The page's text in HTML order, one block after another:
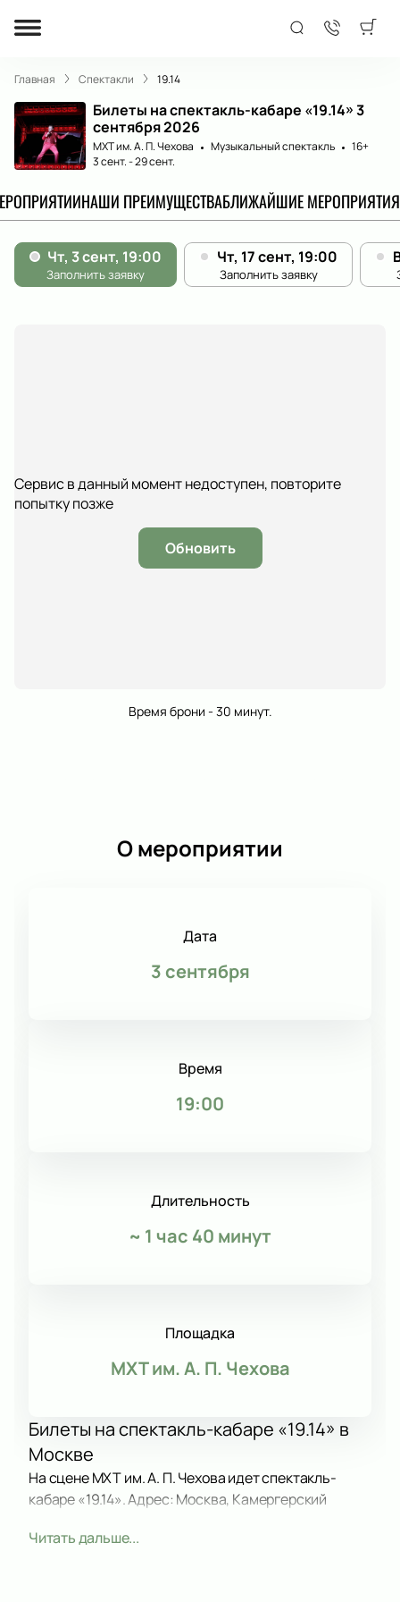
Главная Спектакли 19.14
Билеты на спектакль-кабаре «19.14» 3
сентября 2026
МХТ им. А. П. Чехова Музыкальный спектакль
16+
3 сент.-29 сент.
НАШИ ПРЕИМУЩЕСТВАБЛИЖАЙШИЕ МЕРОПРИЯТИЯ
Сервис в данный момент недоступен, повторите
попытку позже
Обновить
Время брони - 30 минут.
О мероприятии
Дата
3 сентября
Время
19:00
Длительность
~ 1 час 40 минут
Площадка
МХТ им. А. П. Чехова
Билеты на спектакль-кабаре «19.14» в
Москве
На сцене МХТ им. А. П. Чехова идет спектакль-
кабаре «19.14». Адрес: Москва, Камергерский
искусство в необычной форме и предлагают новый
Читать дальше...